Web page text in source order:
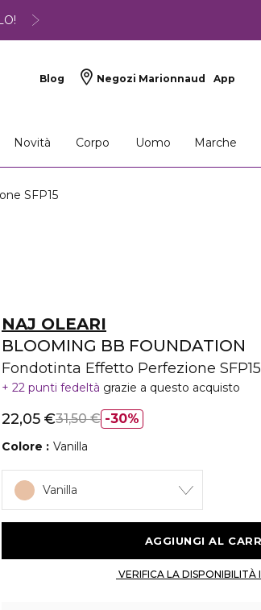
Blog Negozi Marionnaud App
Novità Corpo Uomo Marche
SFP15
NAJ OLEARI
BLOOMING BB FOUNDATION
Fondotinta Effetto Perfezione SFP15
22 punti fedeltà grazie a questo acquisto
30%
22,05 €31,50 €
Colore Vanilla
Vanilla